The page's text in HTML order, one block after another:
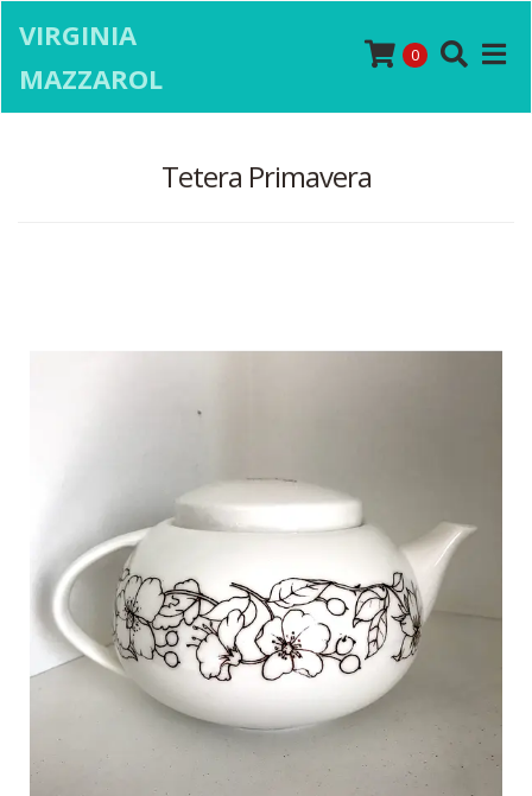
VIRGINIA
MAZZAROL
0
Tetera Primavera